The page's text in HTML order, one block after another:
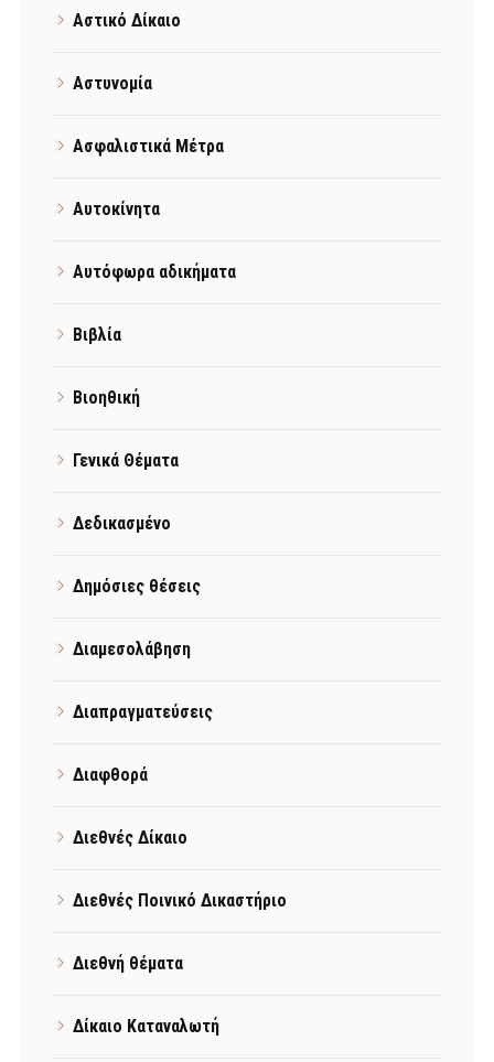
Αστικό Δίκαιο
Αστυνομία
Ασφαλιστικά Μέτρα
Αυτοκίνητα
Αυτόφωρα αδικήματα
Βιβλία
Βιοηθική
Γενικά Θέματα
Δεδικασμένο
Δημόσιες θέσεις
Διαμεσολάβηση
Διαπραγματεύσεις
Διαφθορά
Διεθνές Δίκαιο
Διεθνές Ποινικό Δικαστήριο
Διεθνή θέματα
Δίκαιο Καταναλωτή